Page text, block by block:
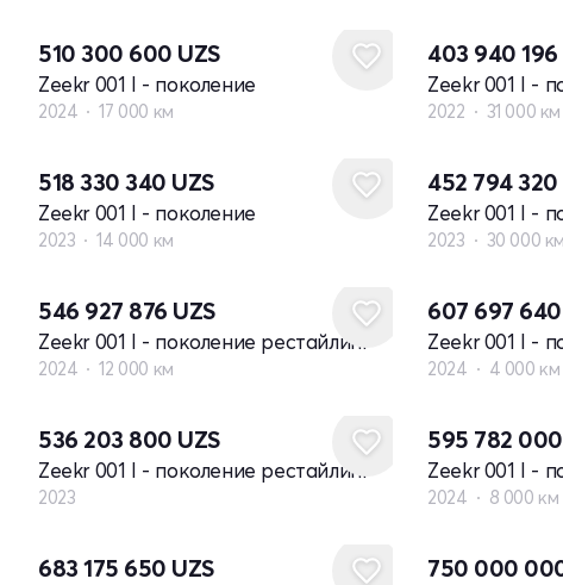
510 300 600 UZS
Zeekr 001 I - поколение
2024 17 000 км
403 940 196
Zeekr 001 I -
2022 31 000 км
518 330 340 UZS
Zeekr 001 I - поколение
2023 14 000 км
452 794 320
Zeekr 001 I -
2023 30 000 км
546 927 876 UZS
Zeekr 001 I - поколение рестайлинг
2024 12 000 км
607 697 640
Zeekr 001 I -
2024 4 000 км
536 203 800 UZS
Zeekr 001 I - поколение рестайлинг
2023
595 782 000
Zeekr 001 I -
2024 8 000 км
683 175 650 UZS 750 000